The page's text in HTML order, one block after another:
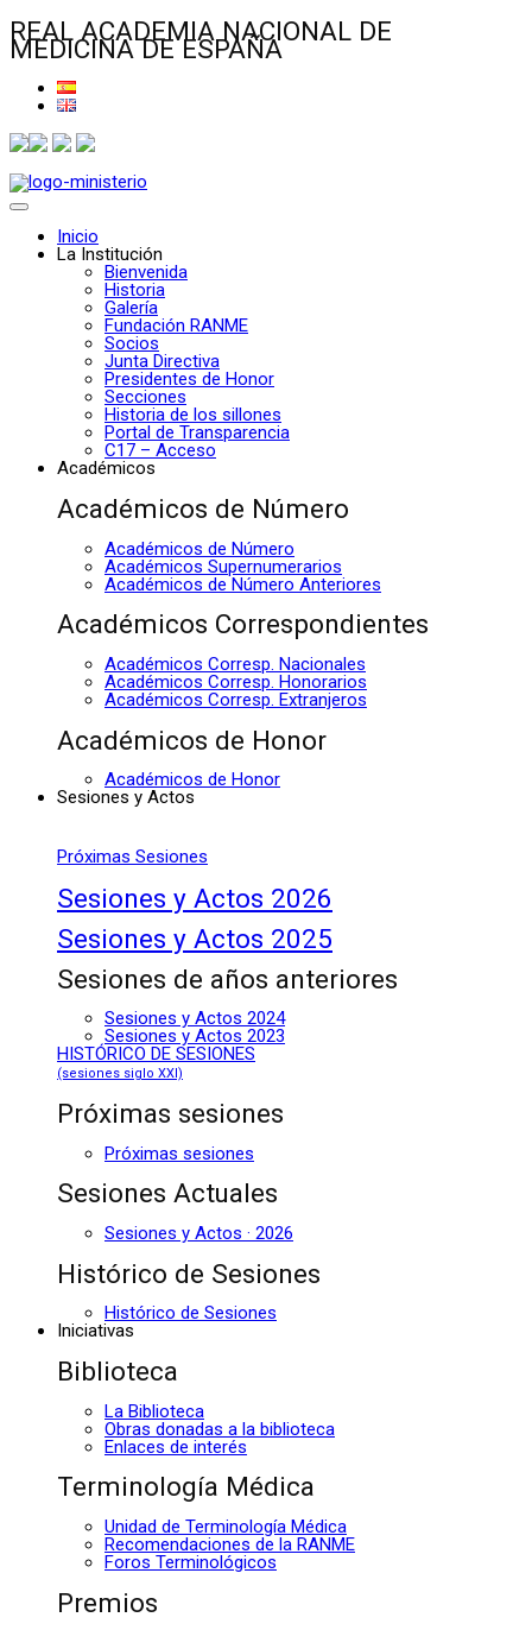
REAL ACADEMIA NACIONAL DE
MEDICINA DE ESPAÑA
Inicio
La Institución
Bienvenida
Historia
Galería
Fundación RANME
Socios
Junta Directiva
Presidentes de Honor
Secciones
Historia de los sillones
Portal de Transparencia
C17 – Acceso
Académicos
Académicos de Número
Académicos de Número
Académicos Supernumerarios
Académicos de Número Anteriores
Académicos Correspondientes
Académicos Corresp. Nacionales
Académicos Corresp. Honorarios
Académicos Corresp. Extranjeros
Académicos de Honor
Académicos de Honor
Sesiones y Actos
Próximas Sesiones
Sesiones y Actos 2026
Sesiones y Actos 2025
Sesiones de años anteriores
Sesiones y Actos 2024
Sesiones y Actos 2023
HISTÓRICO DE SESIONES
(sesiones siglo XXI)
Próximas sesiones
Próximas sesiones
Sesiones Actuales
Sesiones y Actos · 2026
Histórico de Sesiones
Histórico de Sesiones
Iniciativas
Biblioteca
La Biblioteca
Obras donadas a la biblioteca
Enlaces de interés
Terminología Médica
Unidad de Terminología Médica
Recomendaciones de la RANME
Foros Terminológicos
Premios